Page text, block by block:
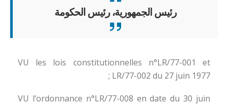
رئيس الجمهورية، رئيس الحكومة
VU les lois constitutionnelles n°LR/77-001 et
LR/77-002 du 27 juin 1977 ;
VU l’ordonnance n°LR/77-008 en date du 30 juin